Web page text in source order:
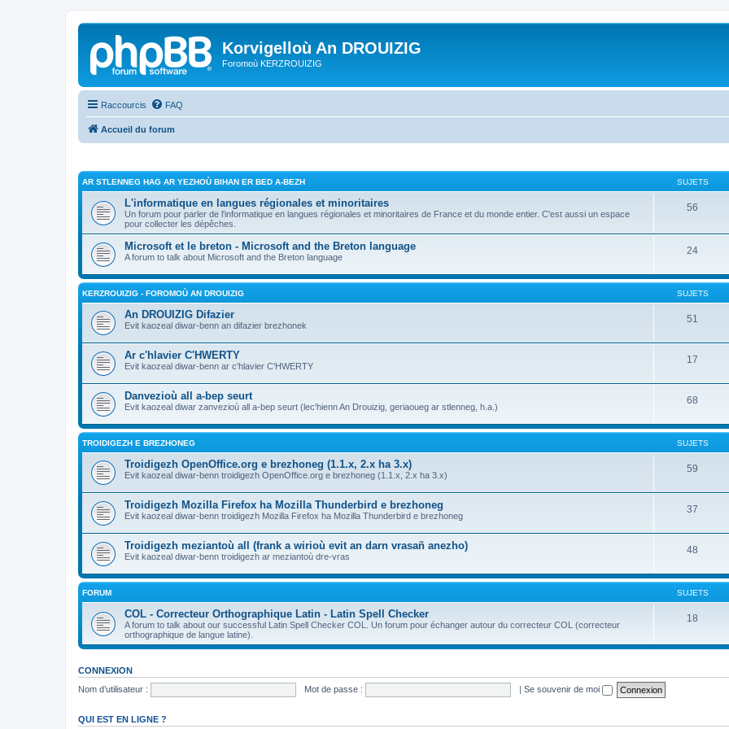
Korvigelloù An DROUIZIG
Foromoù KERZROUIZIG
Raccourcis FAQ
Accueil du forum
AR STLENNEG HAG AR YEZHOÙ BIHAN ER BED A-BEZH SUJETS
L'informatique en langues régionales et minoritaires
Un forum pour parler de l'informatique en langues régionales et minoritaires de France et du monde entier. C'est aussi un espace
pour collecter les dépêches.
56
Microsoft et le breton - Microsoft and the Breton language
A forum to talk about Microsoft and the Breton language
24
KERZROUIZIG - FOROMOÙ AN DROUIZIG SUJETS
An DROUIZIG Difazier
Evit kaozeal diwar-benn an difazier brezhonek
51
Ar c'hlavier C'HWERTY
Evit kaozeal diwar-benn ar c'hlavier C'HWERTY
17
Danvezioù all a-bep seurt
Evit kaozeal diwar zanvezioù all a-bep seurt (lec'hienn An Drouizig, geriaoueg ar stlenneg, h.a.)
68
TROIDIGEZH E BREZHONEG SUJETS
Troidigezh OpenOffice.org e brezhoneg (1.1.x, 2.x ha 3.x)
Evit kaozeal diwar-benn troidigezh OpenOffice.org e brezhoneg (1.1.x, 2.x ha 3.x)
59
Troidigezh Mozilla Firefox ha Mozilla Thunderbird e brezhoneg
Evit kaozeal diwar-benn troidigezh Mozilla Firefox ha Mozilla Thunderbird e brezhoneg
37
Troidigezh meziantoù all (frank a wirioù evit an darn vrasañ anezho)
Evit kaozeal diwar-benn troidigezh ar meziantoù dre-vras
48
FORUM SUJETS
COL - Correcteur Orthographique Latin - Latin Spell Checker
A forum to talk about our successful Latin Spell Checker COL. Un forum pour échanger autour du correcteur COL (correcteur
orthographique de langue latine).
18
CONNEXION
Nom d’utilisateur :
Mot de passe : | Se souvenir de moi
QUI EST EN LIGNE ?